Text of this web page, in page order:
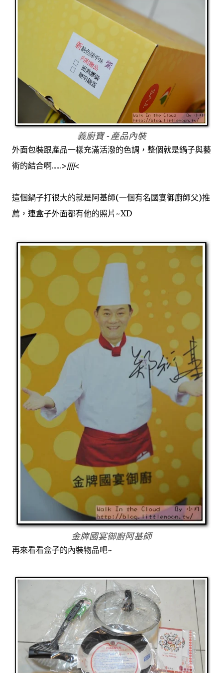
義廚寶 - 產品內裝
外面包裝跟產品一樣充滿活潑的色調，整個就是鍋子與藝
術的結合啊......>////<
這個鍋子打很大的就是阿基師(一個有名國宴御廚師父)推
薦，連盒子外面都有他的照片~XD
金牌國宴御廚阿基師
再來看看盒子的內裝物品吧~